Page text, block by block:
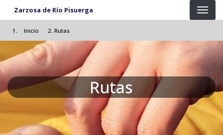
Pasar al contenido principal
Zarzosa de Río Pisuerga
Inicio Rutas
Rutas